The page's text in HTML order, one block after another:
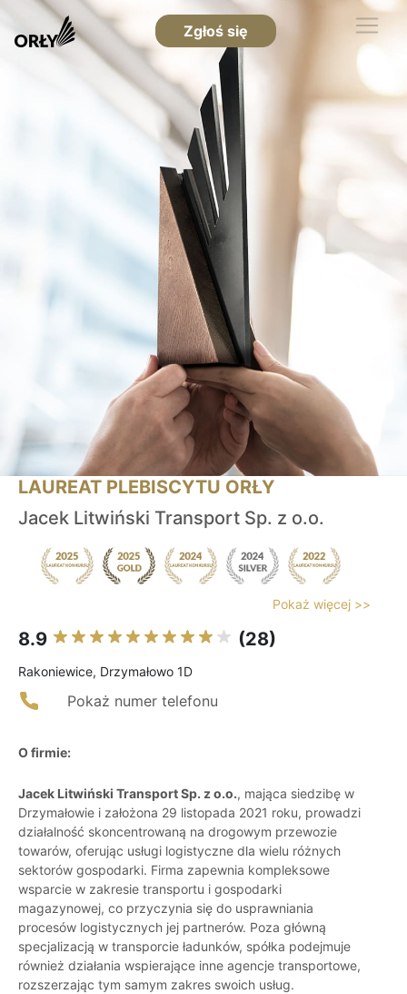
Zgłoś się
LAUREAT PLEBISCYTU ORŁY
Jacek Litwiński Transport Sp. z o.o.
Pokaż więcej >>
8.9 (28)
Rakoniewice, Drzymałowo 1D
Pokaż numer telefonu
O firmie:
Jacek Litwiński Transport Sp. z o.o., mająca siedzibę w
Drzymałowie i założona 29 listopada 2021 roku, prowadzi
działalność skoncentrowaną na drogowym przewozie
towarów, oferując usługi logistyczne dla wielu różnych
sektorów gospodarki. Firma zapewnia kompleksowe
wsparcie w zakresie transportu i gospodarki
magazynowej, co przyczynia się do usprawniania
procesów logistycznych jej partnerów. Poza główną
specjalizacją w transporcie ładunków, spółka podejmuje
również działania wspierające inne agencje transportowe,
rozszerzając tym samym zakres swoich usług.